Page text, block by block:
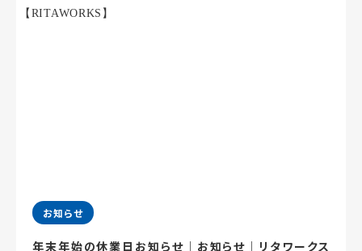
お知らせ
年末年始の休業日お知らせ｜お知らせ｜リタワークス